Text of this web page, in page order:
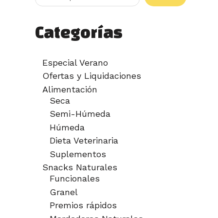
Categorías
Especial Verano
Ofertas y Liquidaciones
Alimentación
Seca
Semi-Húmeda
Húmeda
Dieta Veterinaria
Suplementos
Snacks Naturales
Funcionales
Granel
Premios rápidos